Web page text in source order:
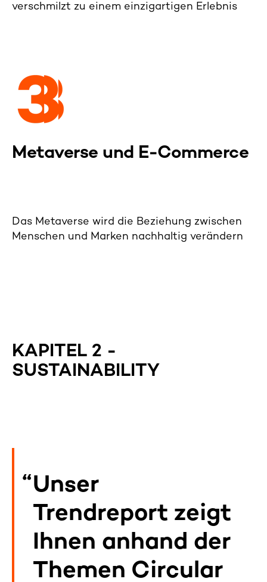
verschmilzt zu einem einzigartigen Erlebnis
Metaverse und E-Commerce
Das Metaverse wird die Beziehung zwischen
Menschen und Marken nachhaltig verändern
KAPITEL 2 -
SUSTAINABILITY
Unser
Trendreport zeigt
Ihnen anhand der
Themen Circular